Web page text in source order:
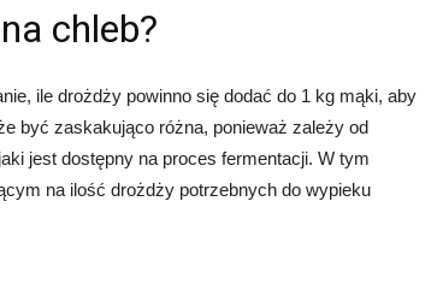
chleb?
ile drożdży powinno się dodać do 1 kg mąki, aby
być zaskakująco różna, ponieważ zależy od
jest dostępny na proces fermentacji. W tym
na ilość drożdży potrzebnych do wypieku